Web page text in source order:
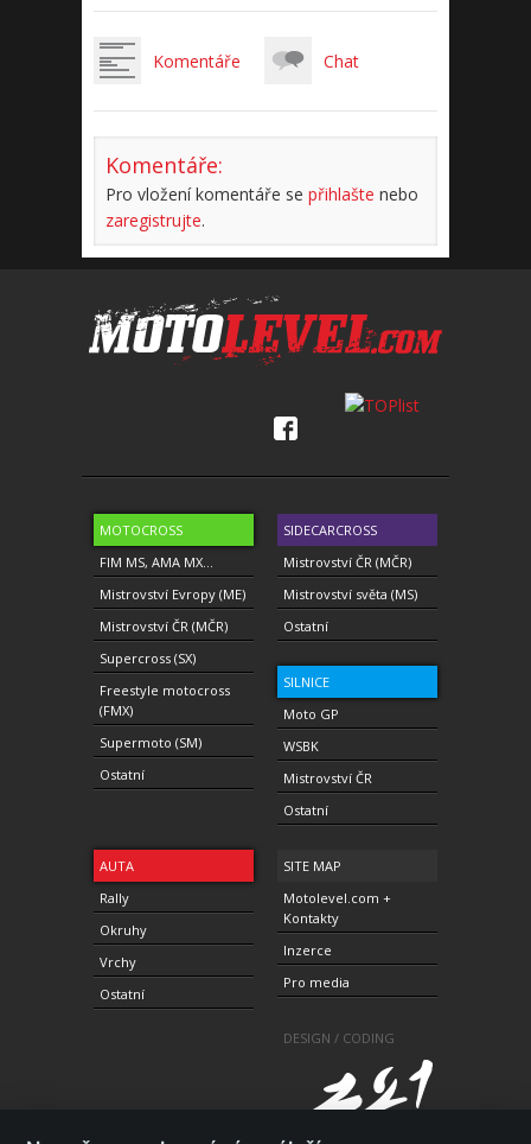
Komentáře Chat
Komentáře:
Pro vložení komentáře se přihlašte nebo
zaregistrujte.
MOTOCROSS
FIM MS, AMA MX...
Mistrovství Evropy (ME)
Mistrovství ČR (MČR)
Supercross (SX)
Freestyle motocross
(FMX)
Supermoto (SM)
Ostatní
SIDECARCROSS
Mistrovství ČR (MČR)
Mistrovství světa (MS)
Ostatní
SILNICE
Moto GP
WSBK
Mistrovství ČR
Ostatní
AUTA
Rally
Okruhy
Vrchy
Ostatní
SITE MAP
Motolevel.com +
Kontakty
Inzerce
Pro media
DESIGN / CODING